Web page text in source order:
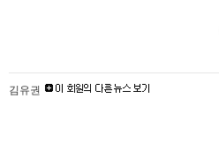
김유권